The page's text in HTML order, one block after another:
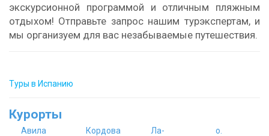
экскурсионной программой и отличным пляжным
отдыхом! Отправьте запрос нашим турэкспертам, и
мы организуем для вас незабываемые путешествия.
Туры в Испанию
Курорты
Авила
Кордова
Ла-
о.